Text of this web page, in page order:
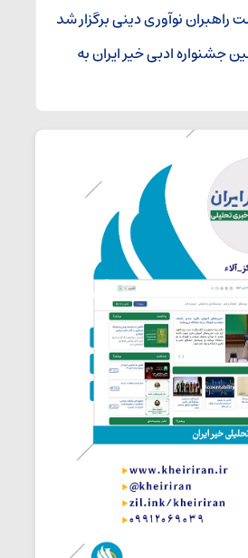
نوآوری دینی برگزار شد
جشنواره ادبی خیر ایران به